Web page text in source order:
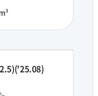
2.5)('25.08)